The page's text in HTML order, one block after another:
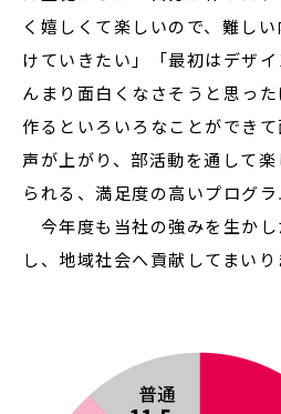
く嬉しくて楽しいので、難し
けていきたい」「最初はデザ
んまり面白くなさそうと思っ
作るといろいろなことができ
声が上がり、部活動を通して
られる、満足度の高いプログラ
今年度も当社の強みを生か
し、地域社会へ貢献してまいり